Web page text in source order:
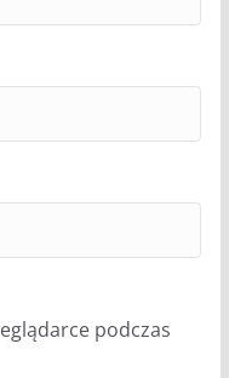
podczas